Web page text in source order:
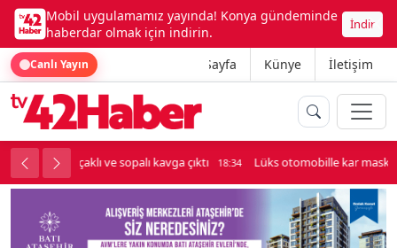
Mobil uygulamamız yayında! Konya gündeminde
haberdar olmak için indirin.
İndir
Canlı Yayın Ana Sayfa Künye İletişim
kavga çıktı 18:34 Lüks otomobille kar maskeli milyonluk soygun